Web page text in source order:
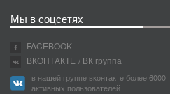
Мы в соцсетях
FACEBOOK
ВКОНТАКТЕ / ВК группа
в нашей группе вконтакте более 6000
активных пользователей